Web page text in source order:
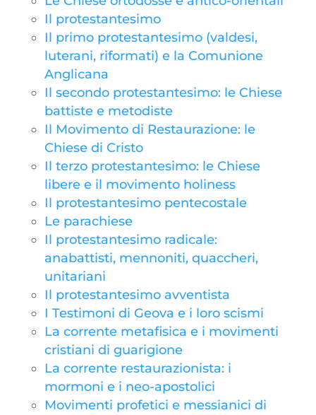
Il protestantesimo
Il primo protestantesimo (valdesi,
luterani, riformati) e la Comunione
Anglicana
Il secondo protestantesimo: le Chiese
battiste e metodiste
Il Movimento di Restaurazione: le
Chiese di Cristo
Il terzo protestantesimo: le Chiese
libere e il movimento holiness
Il protestantesimo pentecostale
Le parachiese
Il protestantesimo radicale:
anabattisti, mennoniti, quaccheri,
unitariani
Il protestantesimo avventista
I Testimoni di Geova e i loro scismi
La corrente metafisica e i movimenti
cristiani di guarigione
La corrente restaurazionista: i
mormoni e i neo-apostolici
Movimenti profetici e messianici di